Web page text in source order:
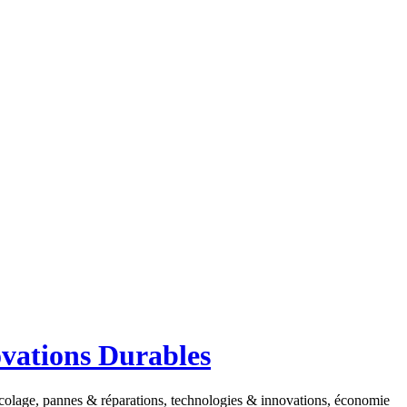
Durables
pannes & réparations, technologies & innovations, économie